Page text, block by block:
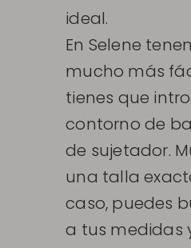
ideal.
En Selene
mucho más
tienes que
contorno de
de sujetador.
una talla
caso, puedes
a tus medidas